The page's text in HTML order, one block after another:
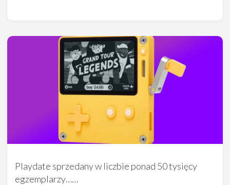
Playdate sprzedany w liczbie ponad 50 tysięcy
egzemplarzy……